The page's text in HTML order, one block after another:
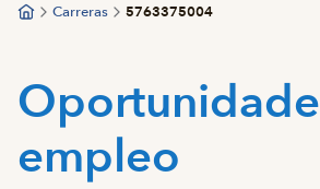
Carreras 5763375004
empleo